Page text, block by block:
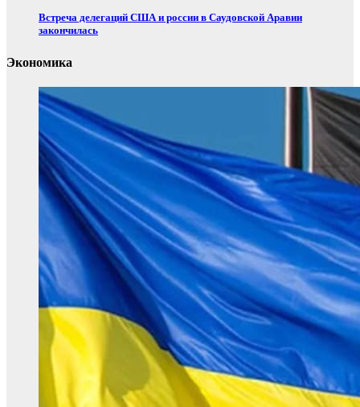
Встреча делегаций США и россии в Саудовской Аравии
закончилась
Экономика